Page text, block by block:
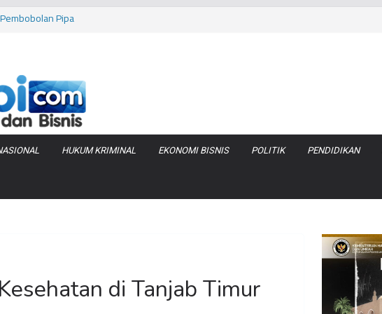
Pipa
Produksi Air
Jabung
HUKUM KRIMINAL EKONOMI BISNIS POLITIK PENDIDIKAN
di Tanjab Timur